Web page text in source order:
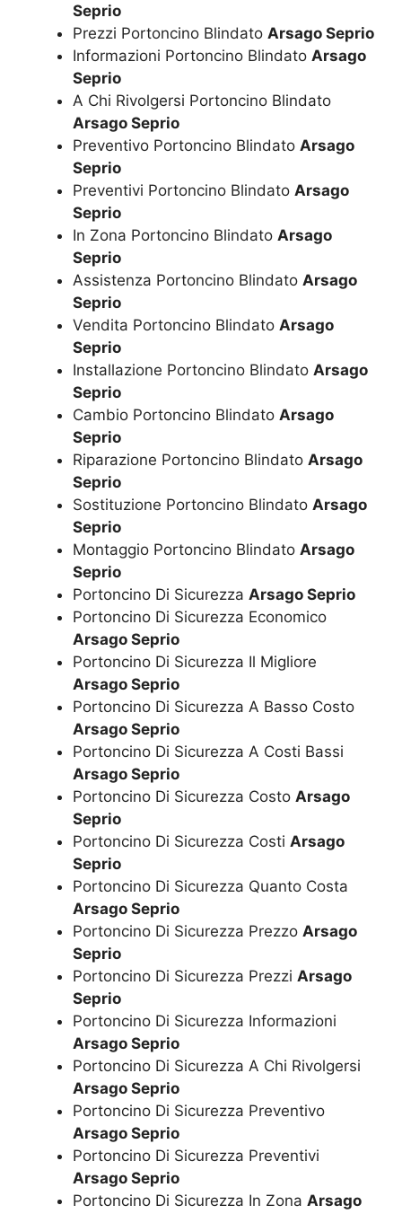
Seprio
Prezzi Portoncino Blindato Arsago Seprio
Informazioni Portoncino Blindato Arsago
Seprio
A Chi Rivolgersi Portoncino Blindato
Arsago Seprio
Preventivo Portoncino Blindato Arsago
Seprio
Preventivi Portoncino Blindato Arsago
Seprio
In Zona Portoncino Blindato Arsago
Seprio
Assistenza Portoncino Blindato Arsago
Seprio
Vendita Portoncino Blindato Arsago
Seprio
Installazione Portoncino Blindato Arsago
Seprio
Cambio Portoncino Blindato Arsago
Seprio
Riparazione Portoncino Blindato Arsago
Seprio
Sostituzione Portoncino Blindato Arsago
Seprio
Montaggio Portoncino Blindato Arsago
Seprio
Portoncino Di Sicurezza Arsago Seprio
Portoncino Di Sicurezza Economico
Arsago Seprio
Portoncino Di Sicurezza Il Migliore
Arsago Seprio
Portoncino Di Sicurezza A Basso Costo
Arsago Seprio
Portoncino Di Sicurezza A Costi Bassi
Arsago Seprio
Portoncino Di Sicurezza Costo Arsago
Seprio
Portoncino Di Sicurezza Costi Arsago
Seprio
Portoncino Di Sicurezza Quanto Costa
Arsago Seprio
Portoncino Di Sicurezza Prezzo Arsago
Seprio
Portoncino Di Sicurezza Prezzi Arsago
Seprio
Portoncino Di Sicurezza Informazioni
Arsago Seprio
Portoncino Di Sicurezza A Chi Rivolgersi
Arsago Seprio
Portoncino Di Sicurezza Preventivo
Arsago Seprio
Portoncino Di Sicurezza Preventivi
Arsago Seprio
Portoncino Di Sicurezza In Zona Arsago